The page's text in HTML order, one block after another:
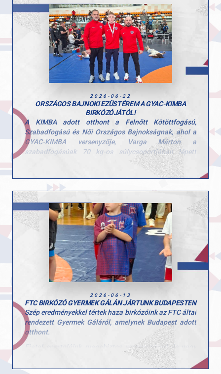
2026-06-22
ORSZÁGOS BAJNOKI EZÜSTÉREM A GYAC-KIMBA
BIRKÓZÓJÁTÓL!
A KIMBA adott otthont a Felnőtt Kötöttfogású,
Szabadfogású és Női Országos Bajnokságnak, ahol a
GYAC-KIMBA versenyzője, Varga Márton a
szabadfogásúak 70 kg-os súlycsoportjában lépett
Marci kiváló formában versenyzett, két magabiztos
győzelemmel jutott be a döntőbe, ahol nagy csatában
végül ezüstérmet szerzett.
A bajnoki ezüstérem különösen értékes eredmény egy
ilyen erős felnőtt mezőnyben, és jól mutatja azt a
munkát és elhivatottságot, amelyet nap mint nap a
szőnyegen végez.
Szívből gratulálunk Marcinak a fantasztikus
teljesítményhez!
2026-06-13
FTC BIRKÓZÓ GYERMEK GÁLÁN JÁRTUNK BUDAPESTEN
Szép eredményekkel tértek haza birkózóink az FTC által
rendezett Gyermek Gáláról, amelynek Budapest adott
otthont.
Fiatal sportolóink magabiztos versenyzéssel és nagy
lelkesedéssel képviselték a Győri Atlétikai Clubot,
aminek eredményeként két arany- és egy bronzéremmel